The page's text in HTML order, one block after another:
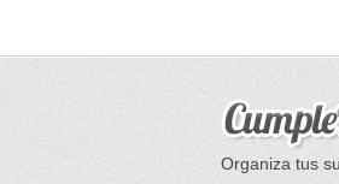
Organiza tus